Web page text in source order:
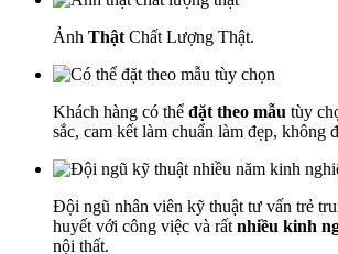
Ảnh Thật Chất Lượng Thật.
Khách hàng có thể đặt theo mẫu tùy
sắc, cam kết làm chuẩn làm đẹp, không
Đội ngũ nhân viên kỹ thuật tư vấn trẻ
huyết với công việc và rất nhiều kinh
nội thất.